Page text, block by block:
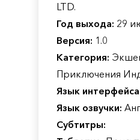
LTD.
Год выхода: 29
Версия: 1.0
Категория:
Приключения
Язык
Язык озвучки:
Субтитры: